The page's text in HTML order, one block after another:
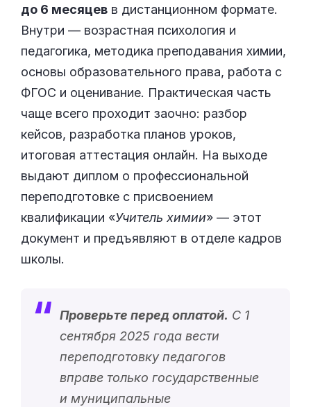
до 6 месяцев в дистанционном формате.
Внутри — возрастная психология и
педагогика, методика преподавания химии,
основы образовательного права, работа с
ФГОС и оценивание. Практическая часть
чаще всего проходит заочно: разбор
кейсов, разработка планов уроков,
итоговая аттестация онлайн. На выходе
выдают диплом о профессиональной
переподготовке с присвоением
квалификации «Учитель химии» — этот
документ и предъявляют в отделе кадров
школы.
Проверьте перед оплатой. С 1
сентября 2025 года вести
переподготовку педагогов
вправе только государственные
и муниципальные